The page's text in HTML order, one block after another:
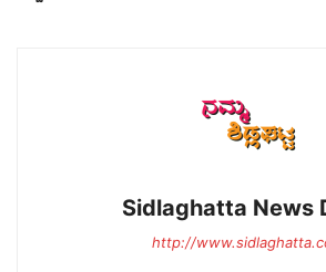
Sidlaghatta News
http://